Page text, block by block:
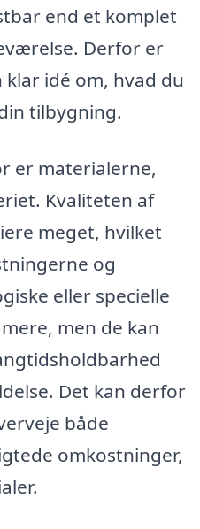
end et komplet
Derfor er
idé om, hvad du
tilbygning.
er materialerne,
Kvaliteten af
meget, hvilket
og
eller specielle
men de kan
Det kan derfor
både
omkostninger,